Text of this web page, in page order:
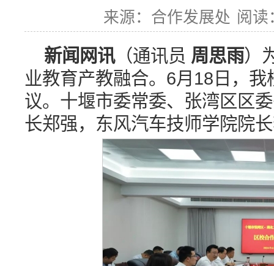
来源：合作发展处 阅读
新闻网讯（通讯员 周思雨）
业教育产教融合。6月18日，
议。十堰市委常委、张湾区区
长郑强，东风汽车技师学院院